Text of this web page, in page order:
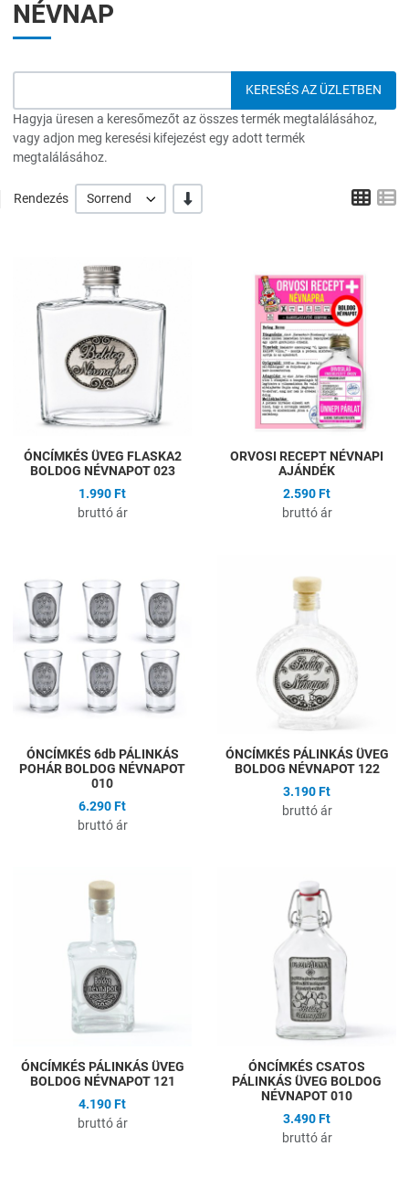
NÉVNAP
Hagyja üresen a keresőmezőt az összes termék megtalálásához,
vagy adjon meg keresési kifejezést egy adott termék
megtalálásához.
Rendezés Sorrend -/+ Grid
Hozzáadás a kívánságlistához
Összehasonlítás
Gyors nézet
ÓNCÍMKÉS ÜVEG FLASKA2
BOLDOG NÉVNAPOT 023
1.990 Ft
bruttó ár
ORVOSI RECEPT NÉVNAPI
AJÁNDÉK
2.590 Ft
bruttó ár
ÓNCÍMKÉS 6db PÁLINKÁS
POHÁR BOLDOG NÉVNAPOT
010
6.290 Ft
bruttó ár
ÓNCÍMKÉS PÁLINKÁS ÜVEG
BOLDOG NÉVNAPOT 122
3.190 Ft
bruttó ár
Hozzáadás a kívánságlistához
Összehasonlítás
ÓNCÍMKÉS PÁLINKÁS ÜVEG
BOLDOG NÉVNAPOT 121
4.190 Ft
bruttó ár
ÓNCÍMKÉS CSATOS
PÁLINKÁS ÜVEG BOLDOG
NÉVNAPOT 010
3.490 Ft
bruttó ár